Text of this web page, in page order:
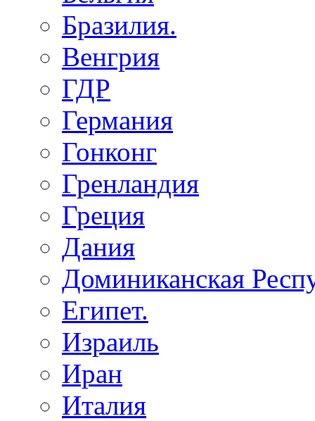
Бразилия.
Венгрия
ГДР
Германия
Гонконг
Гренландия
Греция
Дания
Доминиканская
Египет.
Израиль
Иран
Италия